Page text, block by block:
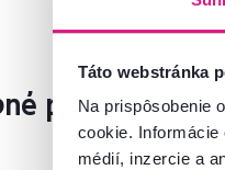
Táto webstránka
Na prispôsobenie
cookie.
médií, inzercie a
produkty